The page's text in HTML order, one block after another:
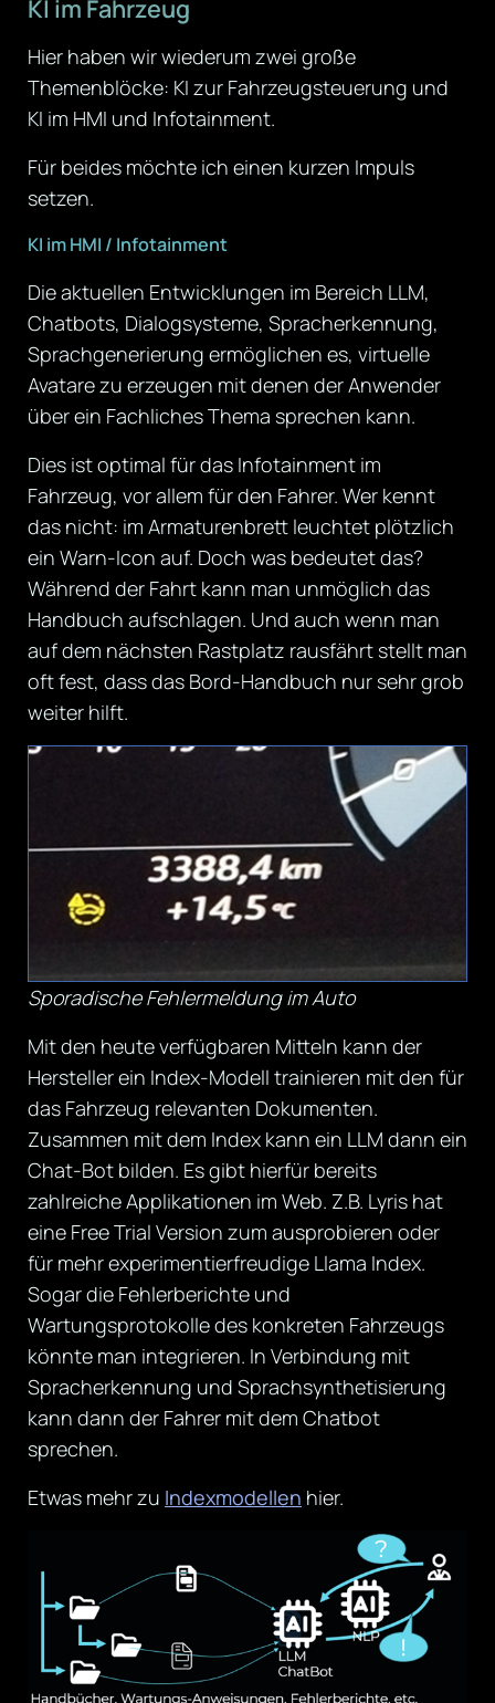
KI im Fahrzeug
Hier haben wir wiederum zwei große
Themenblöcke: KI zur Fahrzeugsteuerung und
KI im HMI und Infotainment.
Für beides möchte ich einen kurzen Impuls
setzen.
KI im HMI / Infotainment
Die aktuellen Entwicklungen im Bereich LLM,
Chatbots, Dialogsysteme, Spracherkennung,
Sprachgenerierung ermöglichen es, virtuelle
Avatare zu erzeugen mit denen der Anwender
über ein Fachliches Thema sprechen kann.
Dies ist optimal für das Infotainment im
Fahrzeug, vor allem für den Fahrer. Wer kennt
das nicht: im Armaturenbrett leuchtet plötzlich
ein Warn-Icon auf. Doch was bedeutet das?
Während der Fahrt kann man unmöglich das
Handbuch aufschlagen. Und auch wenn man
auf dem nächsten Rastplatz rausfährt stellt man
oft fest, dass das Bord-Handbuch nur sehr grob
weiter hilft.
Sporadische Fehlermeldung im Auto
Mit den heute verfügbaren Mitteln kann der
Hersteller ein Index-Modell trainieren mit den für
das Fahrzeug relevanten Dokumenten.
Zusammen mit dem Index kann ein LLM dann ein
Chat-Bot bilden. Es gibt hierfür bereits
zahlreiche Applikationen im Web. Z.B. Lyris hat
eine Free Trial Version zum ausprobieren oder
für mehr experimentierfreudige Llama Index.
Sogar die Fehlerberichte und
Wartungsprotokolle des konkreten Fahrzeugs
könnte man integrieren. In Verbindung mit
Spracherkennung und Sprachsynthetisierung
kann dann der Fahrer mit dem Chatbot
sprechen.
Etwas mehr zu Indexmodellen hier.